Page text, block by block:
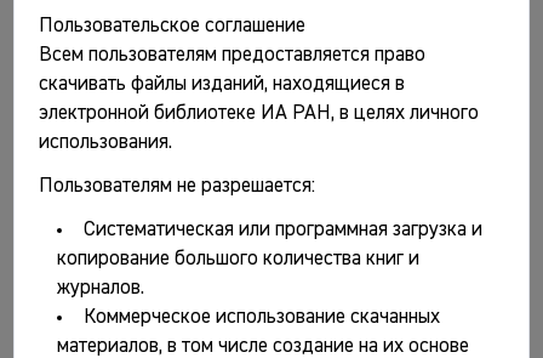
почвенно-археологических исследований. М.: Таус,
2013. 272 с. ISBN 978-5-906045-02-7
Буров В.А. Государево богомолье – Соловецкий
монастырь: Проблемы истории великой северной
обители (XV–XIX века): монография / Ин-т
археологии РАН; Соловецкий гос. ист.-архит. и
2013. 500 с., ил., табл., карты. ISBN 978-5-94375-145-5
Древности Боспора. Т. 17 / Отв. ред. и сост. А.А.
Масленников, А.А. Завойкин. М.: ИА РАН, 2013. 416 с.
ISBN 978-5-94375-150-9
Пользовательское соглашение
Всем пользователям предоставляется право
скачивать файлы изданий, находящиеся в
электронной библиотеке ИА РАН, в целях личного
использования.
Пользователям не разрешается:
Систематическая или программная загрузка и
копирование большого количества книг и
журналов.
Коммерческое использование скачанных
материалов, в том числе создание на их основе